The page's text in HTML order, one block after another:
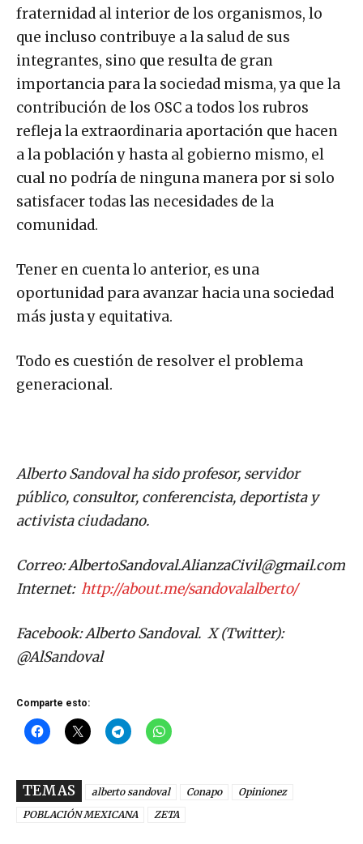
fraternidad al interior de los organismos, lo
que incluso contribuye a la salud de sus
integrantes, sino que resulta de gran
importancia para la sociedad misma, ya que la
contribución de los OSC a todos los rubros
refleja la extraordinaria aportación que hacen
a la población y hasta al gobierno mismo, el
cual no podría de ninguna manera por si solo
satisfacer todas las necesidades de la
comunidad.
Tener en cuenta lo anterior, es una
oportunidad para avanzar hacia una sociedad
más justa y equitativa.
Todo es cuestión de resolver el problema
generacional.
Alberto Sandoval ha sido profesor, servidor
público, consultor, conferencista, deportista y
activista ciudadano.
Correo:AlbertoSandoval.AlianzaCivil@gmail.com
Internet: http://about.me/sandovalalberto/
Facebook: Alberto Sandoval. X (Twitter):
@AlSandoval
Comparte esto:
TEMAS alberto sandoval Conapo
Opinionez
POBLACIÓN MEXICANA
ZETA